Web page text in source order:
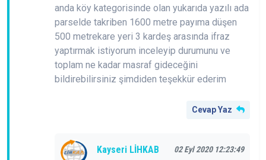
anda köy kategorisinde olan yukarıda yazılı ada
parselde takriben 1600 metre payıma düşen
500 metrekare yeri 3 kardeş arasında ifraz
yaptırmak istiyorum inceleyip durumunu ve
toplam ne kadar masraf gideceğini
bildirebilirsiniz şimdiden teşekkür ederim
Cevap Yaz
Kayseri LİHKAB 02 Eyl 2020 12:23:49